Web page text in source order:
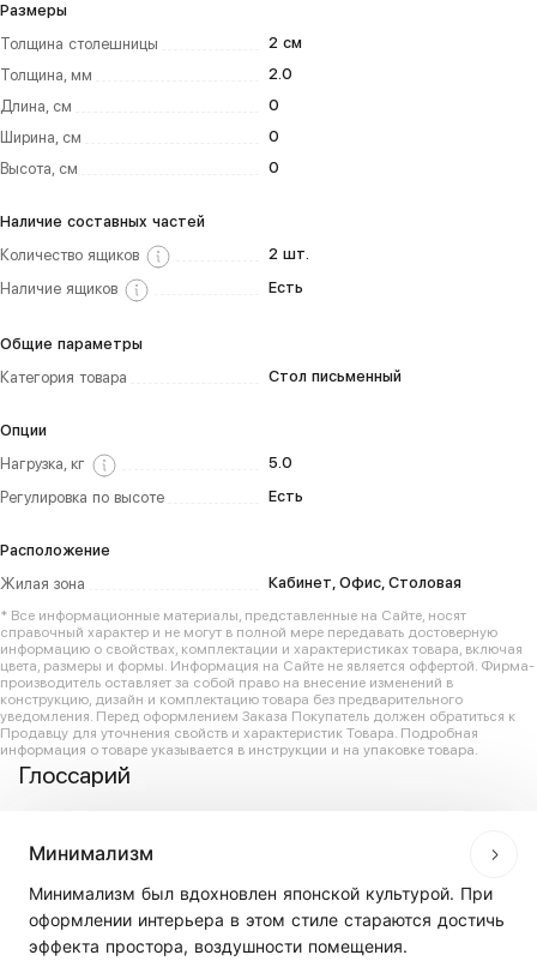
Размеры
Толщина столешницы
2 см
Толщина, мм
2.0
Длина, см
0
Ширина, см
0
Высота, см
0
Наличие составных частей
Количество ящиков
2 шт.
Наличие ящиков
Есть
Общие параметры
Категория товара
Стол письменный
Опции
Нагрузка, кг
5.0
Регулировка по высоте
Есть
Расположение
Жилая зона
Кабинет, Офис, Столовая
* Все информационные материалы, представленные на Сайте, носят
справочный характер и не могут в полной мере передавать достоверную
информацию о свойствах, комплектации и характеристиках товара, включая
цвета, размеры и формы. Информация на Сайте не является оффертой. Фирма-
производитель оставляет за собой право на внесение изменений в
конструкцию, дизайн и комплектацию товара без предварительного
уведомления. Перед оформлением Заказа Покупатель должен обратиться к
Продавцу для уточнения свойств и характеристик Товара. Подробная
информация о товаре указывается в инструкции и на упаковке товара.
Глоссарий
Минимализм
Минимализм был вдохновлен японской культурой. При
оформлении интерьера в этом стиле стараются достичь
эффекта простора, воздушности помещения.